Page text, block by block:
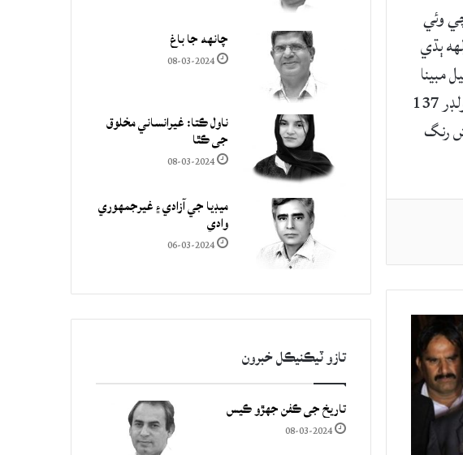
وئي
ٻڌي
چڊڙ وچ ۾ ٿيل مبينا
ڳالهه ٻولهه ۾ ٽڪيٽن جي ورهاست بابت ڳالهه ٻولهه ٻڌي سگهجي ٿي. واضح ڪيل آڊيو ۾ ٽڪيٽ هولڊر 137
رنگ
چانهه جا باغ
08-03-2024
ناول ڪتا: غيرانساني مخلوق
جي ڪٿا
08-03-2024
ميڊيا جي آزادي ۽ غيرجمھوري
وادي
06-03-2024
تازو ٽيڪنيڪل خبرون
تاريخ جي ڪفن جھڙو ڪيس
08-03-2024